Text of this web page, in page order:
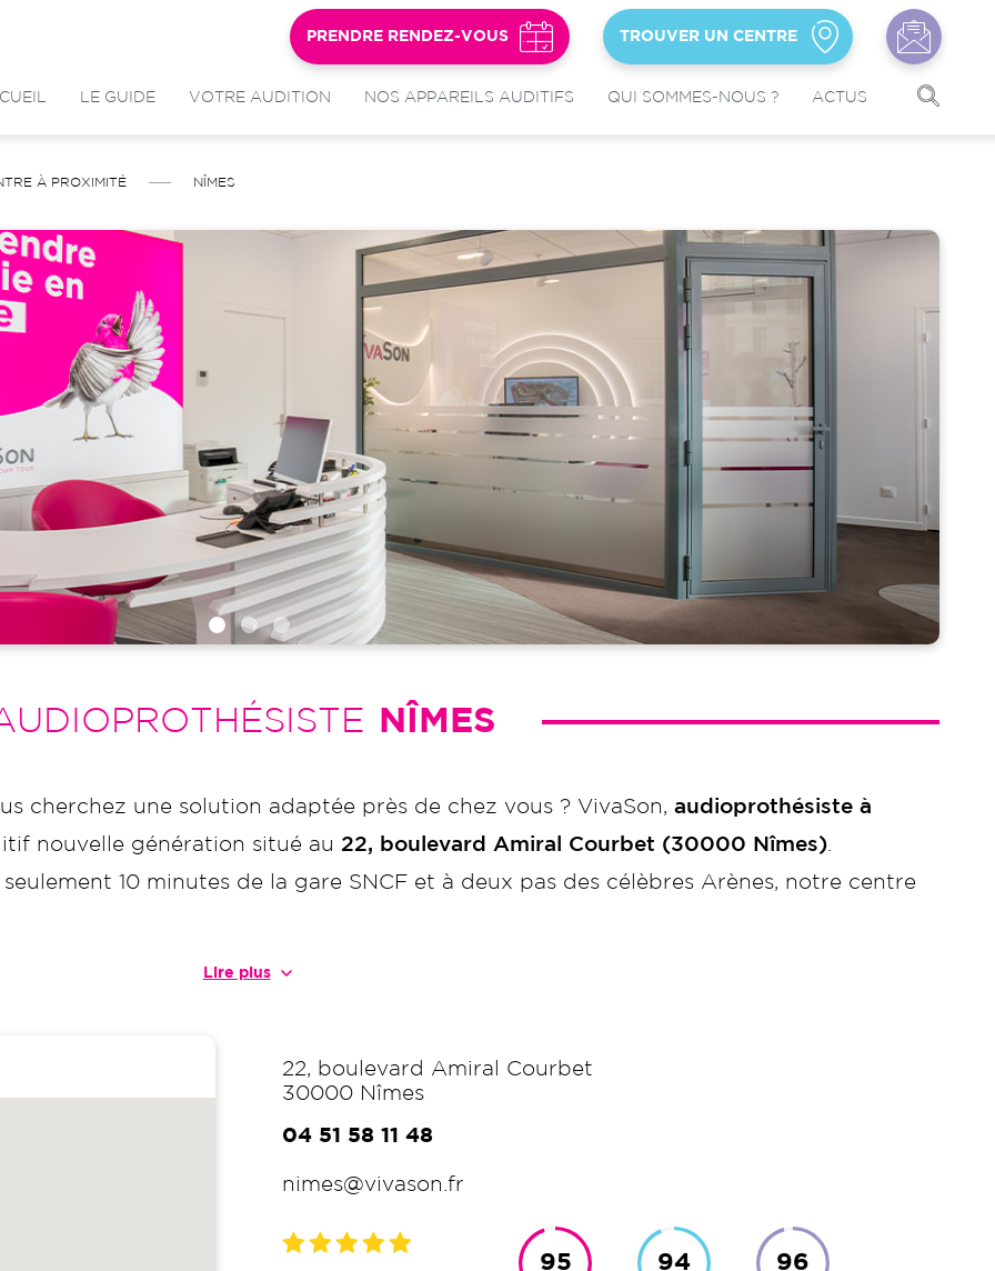
LE GUIDE VOTRE AUDITION NOS APPAREILS AUDITIFS QUI SOMMES-NOUS ? ACTUS
PRENDRE RENDEZ-VOUS TROUVER UN CENTRE
À PROXIMITÉ NÎMES
NÎMES
cherchez une solution adaptée près de chez vous ? VivaSon, audioprothésiste à
nouvelle génération situé au 22, boulevard Amiral Courbet (30000 Nîmes)
10 minutes de la gare SNCF et à deux pas des célèbres Arènes, notre centre
notre expertise à votre service
? Prenez
rendez-vous en ligne pour un test auditif gratuit
avec nos professionnels !
Lire plus
22, boulevard Amiral Courbet
30000 Nîmes
04 51 58 11 48
nimes@vivason.fr